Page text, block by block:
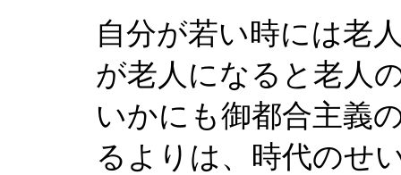
自分が若い時には老
が老人になると老人
いかにも御都合主義
るよりは、時代のせ